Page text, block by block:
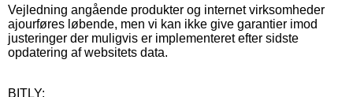
Vejledning angående produkter og internet virksomheder
ajourføres løbende, men vi kan ikke give garantier imod
justeringer der muligvis er implementeret efter sidste
opdatering af websitets data.
BITLY: